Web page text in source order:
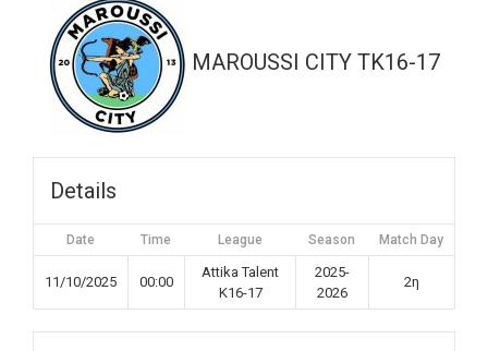
MAROUSSI CITY TK16-17
Details
Date Time League Season Match Day
11/10/2025 00:00
Attika Talent
K16-17
2025-
2026
2η